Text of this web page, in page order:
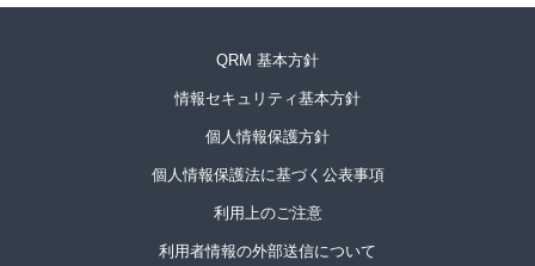
QRM 基本方針
情報セキュリティ基本方針
個人情報保護方針
個人情報保護法に基づく公表事項
利用上のご注意
利用者情報の外部送信について